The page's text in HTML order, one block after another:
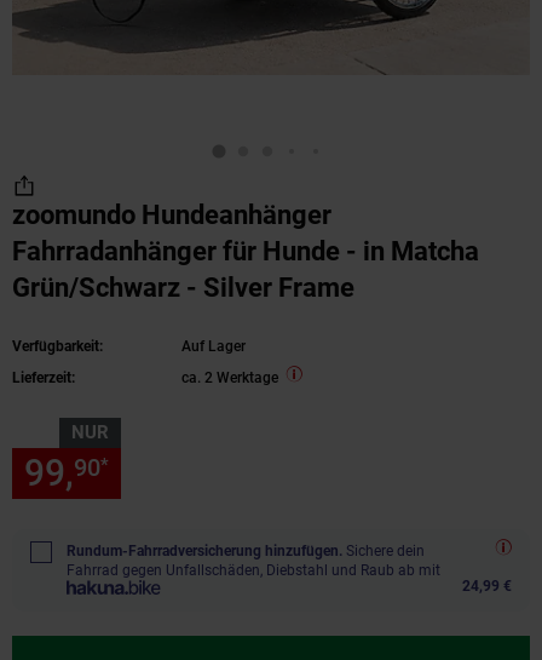
zoomundo Hundeanhänger
Fahrradanhänger für Hunde - in Matcha
Grün/Schwarz - Silver Frame
Verfügbarkeit:
Auf Lager
Lieferzeit:
ca. 2 Werktage
NUR
99,90*
Rundum-Fahrradversicherung hinzufügen. Sichere dein
Fahrrad gegen Unfallschäden, Diebstahl und Raub ab mit
24,99 €